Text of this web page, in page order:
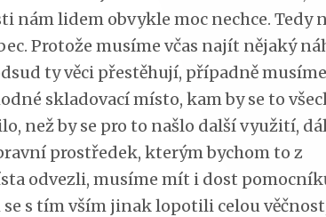
nám lidem obvykle moc nechce. Tedy
Protože musíme včas najít nějaký
ty věci přestěhují, případně
skladovací místo, kam by se to
než by se pro to našlo další využití,
prostředek, kterým bychom to z
odvezli, musíme mít i dost
s tím vším jinak lopotili celou